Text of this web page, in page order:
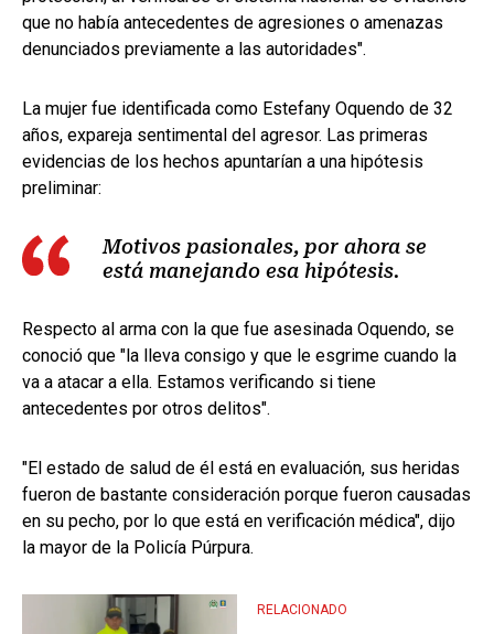
que no había antecedentes de agresiones o amenazas
denunciados previamente a las autoridades".
La mujer fue identificada como Estefany Oquendo de 32
años, expareja sentimental del agresor. Las primeras
evidencias de los hechos apuntarían a una hipótesis
preliminar:
Motivos pasionales, por ahora se
está manejando esa hipótesis.
Respecto al arma con la que fue asesinada Oquendo, se
conoció que "la lleva consigo y que le esgrime cuando la
va a atacar a ella. Estamos verificando si tiene
antecedentes por otros delitos".
"El estado de salud de él está en evaluación, sus heridas
fueron de bastante consideración porque fueron causadas
en su pecho, por lo que está en verificación médica", dijo
la mayor de la Policía Púrpura.
RELACIONADO